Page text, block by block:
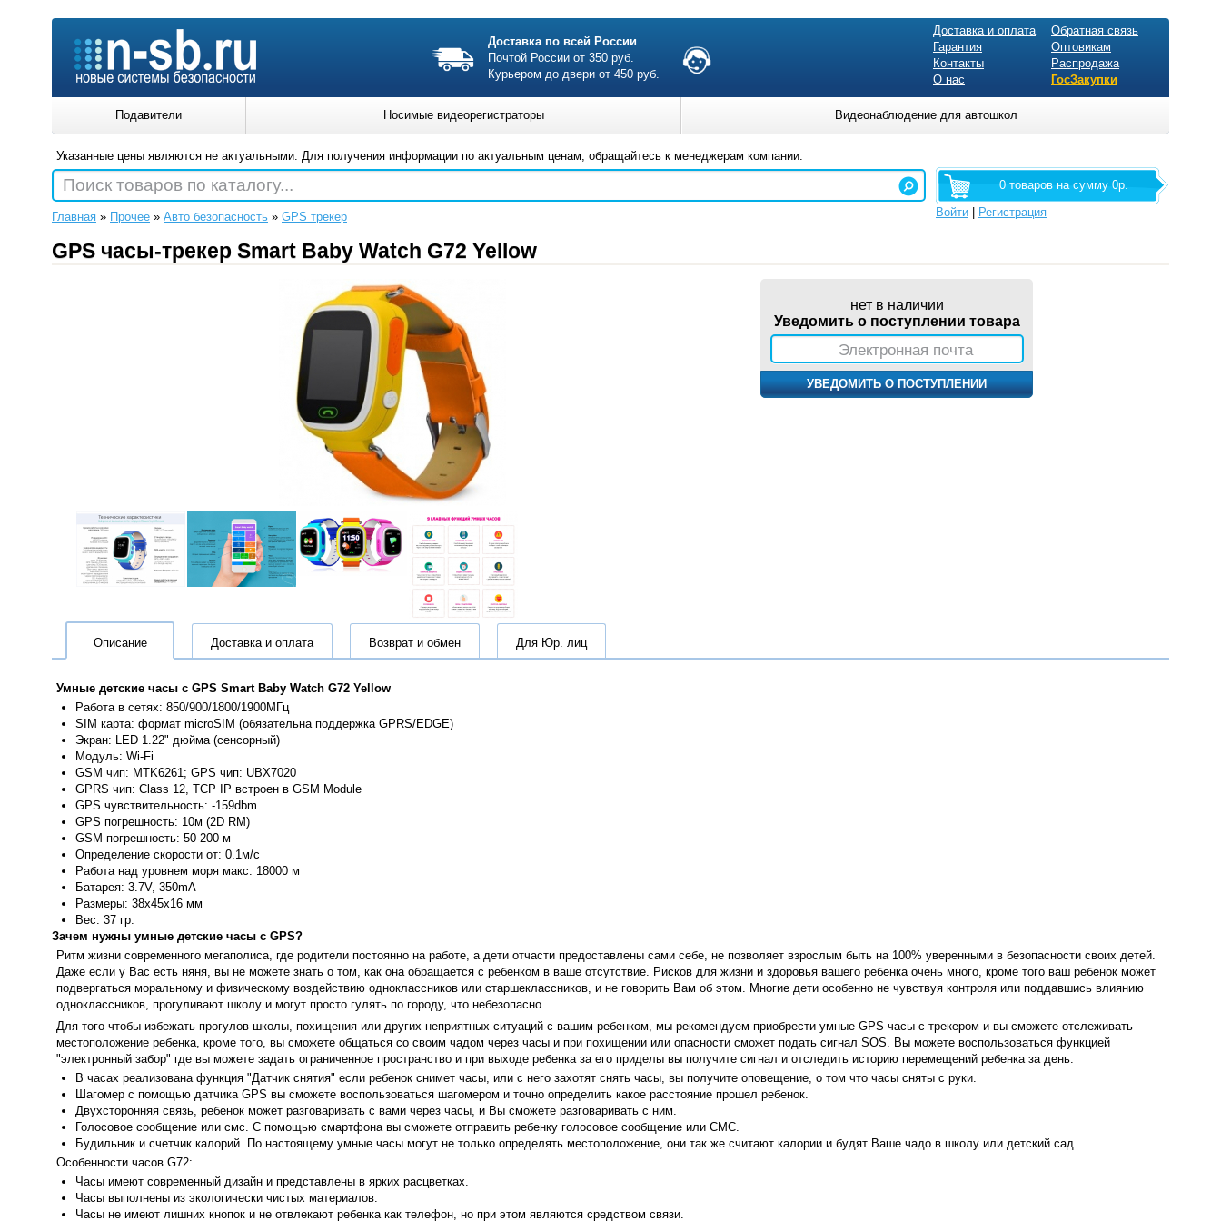
Главная » Прочее » Авто безопасность » GPS трекер
GPS часы-трекер Smart Baby Watch G72 Yellow
нет в наличии
Уведомить о поступлении товара
Электронная почта
Описание Доставка и оплата Возврат и обмен Для Юр. лиц
Умные детские часы с GPS Smart Baby Watch G72 Yellow
Работа в сетях: 850/900/1800/1900МГц
SIM карта: формат microSIM (обязательна поддержка GPRS/EDGE)
Экран: LED 1.22" дюйма (сенсорный)
Модуль: Wi-Fi
GSM чип: MTK6261; GPS чип: UBX7020
GPRS чип: Class 12, TCP IP встроен в GSM Module
GPS чувствительность: -159dbm
GPS погрешность: 10м (2D RM)
GSM погрешность: 50-200 м
Определение скорости от: 0.1м/с
Работа над уровнем моря макс: 18000 м
Батарея: 3.7V, 350mA
Размеры: 38х45х16 мм
Вес: 37 гр.
Зачем нужны умные детские часы с GPS?
Ритм жизни современного мегаполиса, где родители постоянно на работе, а дети отчасти предоставлены сами себе, не позволяет взрослым быть на 100% уверенными в безопасности своих детей.
Даже если у Вас есть няня, вы не можете знать о том, как она обращается с ребенком в ваше отсутствие. Рисков для жизни и здоровья вашего ребенка очень много, кроме того ваш ребенок может
подвергаться моральному и физическому воздействию одноклассников или старшеклассников, и не говорить Вам об этом. Многие дети особенно не чувствуя контроля или поддавшись влиянию
одноклассников, прогуливают школу и могут просто гулять по городу, что небезопасно.
Для того чтобы избежать прогулов школы, похищения или других неприятных ситуаций с вашим ребенком, мы рекомендуем приобрести умные GPS часы с трекером и вы сможете отслеживать
местоположение ребенка, кроме того, вы сможете общаться со своим чадом через часы и при похищении или опасности сможет подать сигнал SOS. Вы можете воспользоваться функцией
"электронный забор" где вы можете задать ограниченное пространство и при выходе ребенка за его приделы вы получите сигнал и отследить историю перемещений ребенка за день.
В часах реализована функция "Датчик снятия" если ребенок снимет часы, или с него захотят снять часы, вы получите оповещение, о том что часы сняты с руки.
Шагомер с помощью датчика GPS вы сможете воспользоваться шагомером и точно определить какое расстояние прошел ребенок.
Двухсторонняя связь, ребенок может разговаривать с вами через часы, и Вы сможете разговаривать с ним.
Голосовое сообщение или смс. С помощью смартфона вы сможете отправить ребенку голосовое сообщение или СМС.
Будильник и счетчик калорий. По настоящему умные часы могут не только определять местоположение, они так же считают калории и будят Ваше чадо в школу или детский сад.
Особенности часов G72:
Часы имеют современный дизайн и представлены в ярких расцветках.
Часы выполнены из экологически чистых материалов.
Часы не имеют лишних кнопок и не отвлекают ребенка как телефон, но при этом являются средством связи.
Доставка по всей России
Почтой России от 350 руб.
Курьером до двери от 450 руб.
Доставка и оплата
Гарантия
Контакты
О нас
Обратная связь
Оптовикам
Распродажа
ГосЗакупки
Подавители Носимые видеорегистраторы Видеонаблюдение для автошкол
Указанные цены являются не актуальными. Для получения информации по актуальным ценам, обращайтесь к менеджерам компании.
0 товаров на сумму 0р.
Войти
Регистрация
Поиск товаров по каталогу...